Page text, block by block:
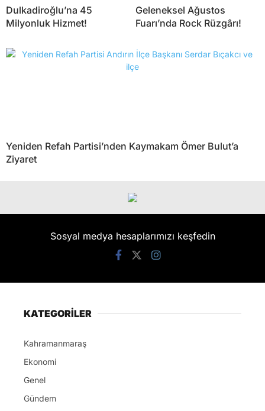
Dulkadiroğlu’na 45
Milyonluk Hizmet!
Geleneksel Ağustos
Fuarı’nda Rock Rüzgârı!
Yeniden Refah Partisi’nden Kaymakam Ömer Bulut’a
Ziyaret
Sosyal medya hesaplarımızı keşfedin
KATEGORİLER
Kahramanmaraş
Ekonomi
Genel
Gündem